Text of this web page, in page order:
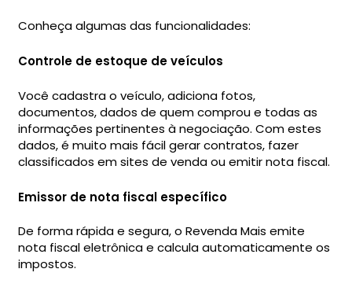
Conheça algumas das funcionalidades:
Controle de estoque de veículos
Você cadastra o veículo, adiciona fotos,
documentos, dados de quem comprou e todas as
informações pertinentes à negociação. Com estes
dados, é muito mais fácil gerar contratos, fazer
classificados em sites de venda ou emitir nota fiscal.
Emissor de nota fiscal específico
De forma rápida e segura, o Revenda Mais emite
nota fiscal eletrônica e calcula automaticamente os
impostos.